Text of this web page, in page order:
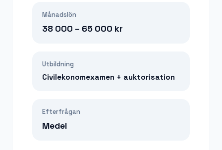
Månadslön
38 000 – 65 000 kr
Utbildning
Civilekonomexamen + auktorisation
Efterfrågan
Medel